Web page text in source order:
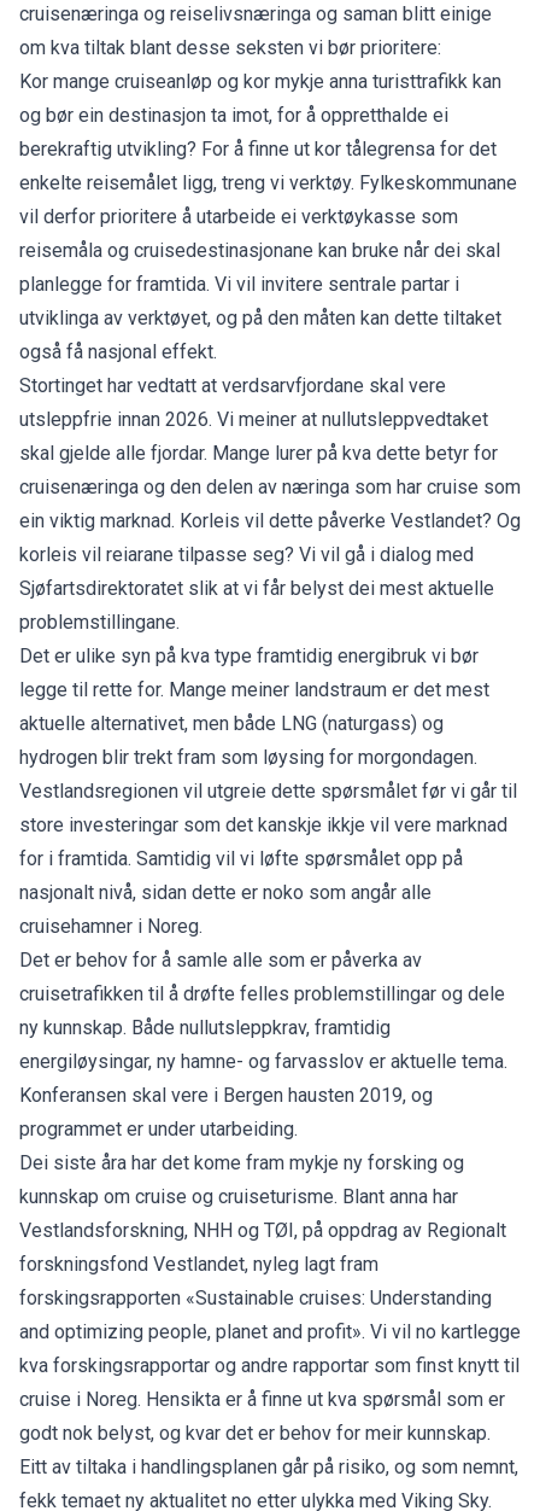
cruisenæringa og reiselivsnæringa og saman blitt einige
om kva tiltak blant desse seksten vi bør prioritere:
Kor mange cruiseanløp og kor mykje anna turisttrafikk kan
og bør ein destinasjon ta imot, for å oppretthalde ei
berekraftig utvikling? For å finne ut kor tålegrensa for det
enkelte reisemålet ligg, treng vi verktøy. Fylkeskommunane
vil derfor prioritere å utarbeide ei verktøykasse som
reisemåla og cruisedestinasjonane kan bruke når dei skal
planlegge for framtida. Vi vil invitere sentrale partar i
utviklinga av verktøyet, og på den måten kan dette tiltaket
også få nasjonal effekt.
Stortinget har vedtatt at verdsarvfjordane skal vere
utsleppfrie innan 2026. Vi meiner at nullutsleppvedtaket
skal gjelde alle fjordar. Mange lurer på kva dette betyr for
cruisenæringa og den delen av næringa som har cruise som
ein viktig marknad. Korleis vil dette påverke Vestlandet? Og
korleis vil reiarane tilpasse seg? Vi vil gå i dialog med
Sjøfartsdirektoratet slik at vi får belyst dei mest aktuelle
problemstillingane.
Det er ulike syn på kva type framtidig energibruk vi bør
legge til rette for. Mange meiner landstraum er det mest
aktuelle alternativet, men både LNG (naturgass) og
hydrogen blir trekt fram som løysing for morgondagen.
Vestlandsregionen vil utgreie dette spørsmålet før vi går til
store investeringar som det kanskje ikkje vil vere marknad
for i framtida. Samtidig vil vi løfte spørsmålet opp på
nasjonalt nivå, sidan dette er noko som angår alle
cruisehamner i Noreg.
Det er behov for å samle alle som er påverka av
cruisetrafikken til å drøfte felles problemstillingar og dele
ny kunnskap. Både nullutsleppkrav, framtidig
energiløysingar, ny hamne- og farvasslov er aktuelle tema.
Konferansen skal vere i Bergen hausten 2019, og
programmet er under utarbeiding.
Dei siste åra har det kome fram mykje ny forsking og
kunnskap om cruise og cruiseturisme. Blant anna har
Vestlandsforskning, NHH og TØI, på oppdrag av Regionalt
forskningsfond Vestlandet, nyleg lagt fram
forskingsrapporten «Sustainable cruises: Understanding
and optimizing people, planet and profit». Vi vil no kartlegge
kva forskingsrapportar og andre rapportar som finst knytt til
cruise i Noreg. Hensikta er å finne ut kva spørsmål som er
godt nok belyst, og kvar det er behov for meir kunnskap.
Eitt av tiltaka i handlingsplanen går på risiko, og som nemnt,
fekk temaet ny aktualitet no etter ulykka med Viking Sky.